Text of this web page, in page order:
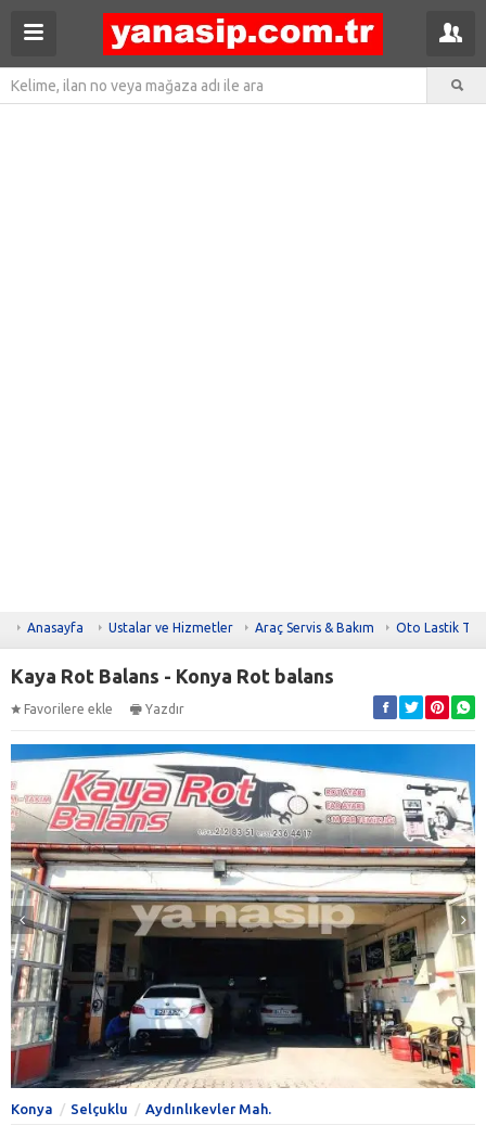
Anasayfa Ustalar ve Hizmetler Araç Servis & Bakım Oto Lastik
Kaya Rot Balans - Konya Rot balans
Favorilere ekle Yazdır
Konya Selçuklu Aydınlıkevler Mah.